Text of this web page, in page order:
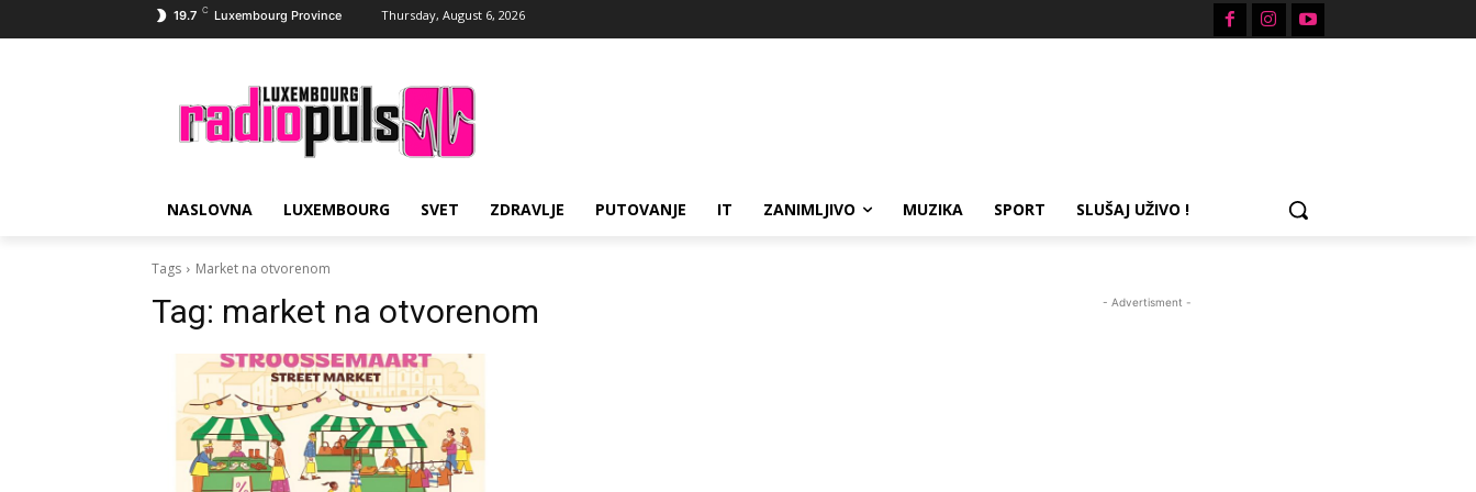
19.7 C Luxembourg Province Thursday, August 6, 2026
NASLOVNA LUXEMBOURG SVET ZDRAVLJE PUTOVANJE IT ZANIMLJIVO MUZIKA SPORT SLUŠAJ UŽIVO !
Tags Market na otvorenom
Tag: market na otvorenom - Advertisment -